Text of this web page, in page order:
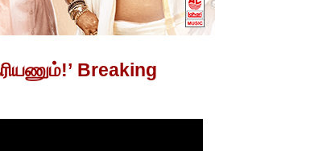
Breaking